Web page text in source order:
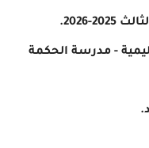
مدرسة الحكمة